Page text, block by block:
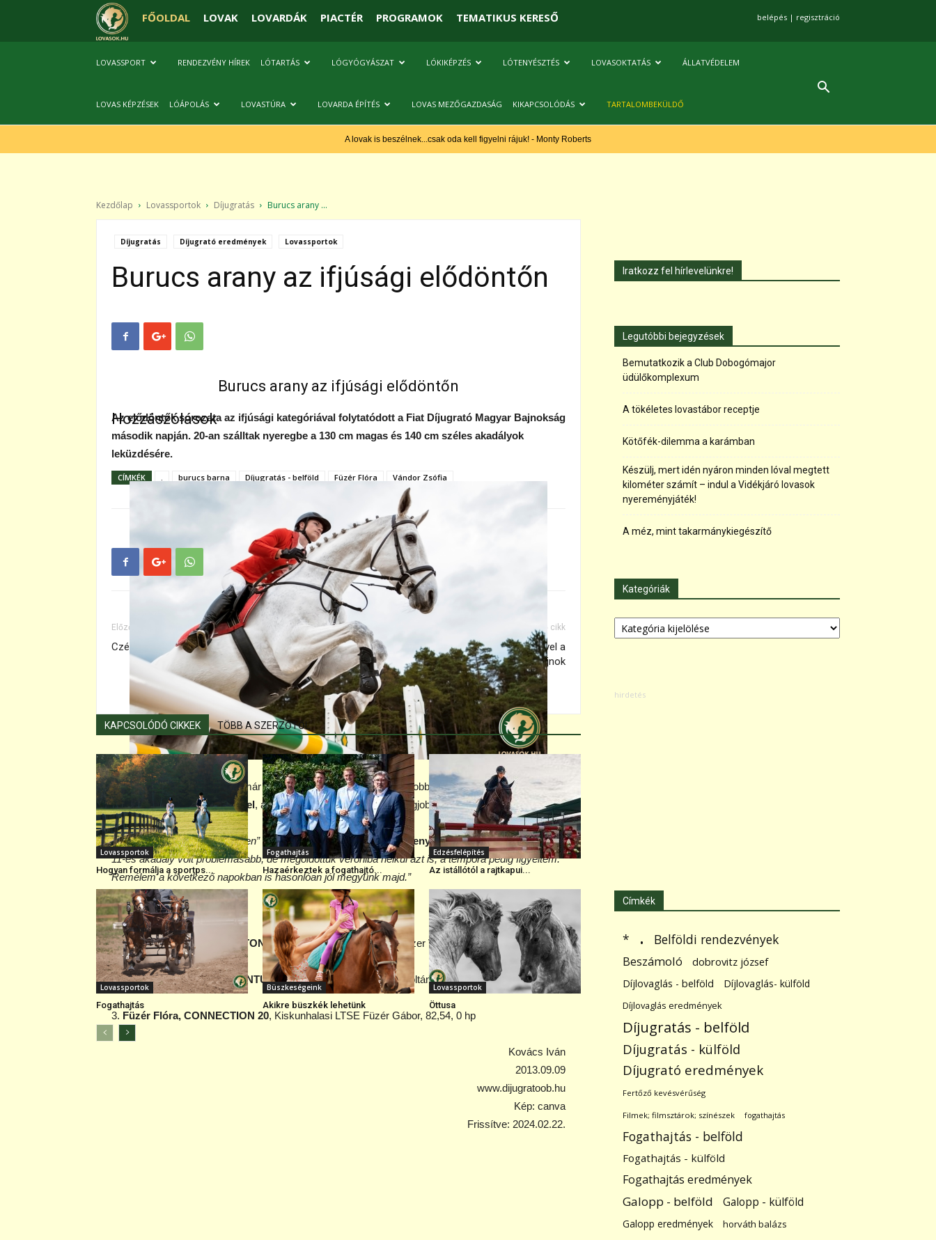
FŐOLDAL LOVAK LOVARDÁK PIACTÉR PROGRAMOK TEMATIKUS KERESŐ belépés | regisztráció
LOVASSPORT RENDEZVÉNY HÍREK LÓTARTÁS LÓGYÓGYÁSZAT LÓKIKÉPZÉS LÓTENYÉSZTÉS LOVASOKTATÁS ÁLLATVÉDELEM
LOVAS KÉPZÉSEK LÓÁPOLÁS LOVASTÚRA LOVARDA ÉPÍTÉS LOVAS MEZŐGAZDASÁG KIKAPCSOLÓDÁS TARTALOMBEKÜLDŐ
A lovak is beszélnek...csak oda kell figyelni rájuk! - Monty Roberts
Kezdőlap Lovassportok Díjugratás Burucs arany ...
Díjugratás Díjugrató eredmények Lovassportok
Burucs arany az ifjúsági elődöntőn
Burucs arany az ifjúsági elődöntőn
Az elődöntők sorozata az ifjúsági kategóriával folytatódott a Fiat Díjugrató Magyar Bajnokság
második napján. 20-an szálltak nyeregbe a 130 cm magas és 140 cm széles akadályok
leküzdésére.
A hibaidős versenyszámban már tapasztalt lovasok indultak. A legjobbanBurucs Barnavette az
akadályokatSir Winston-C-vel, aki hibátlan eredménye mellé a legjobb időt is lovagolta.
„Azért bíztam a jó szereplésben”–mondta Burucs Barna, a versenyszám győztese. “A 7-es és a
11-es akadály volt problémásabb, de megoldottuk verőhiba nélkül azt is, a tempóra pedig figyeltem.
Remélem a következő napokban is hasonlóan jól megyünk majd.”
Eredmények:
1.Burucs Barna, SIR WINSTON-C, Viktor-i Sportegyesület Stelczer Viktor, 73,21, 0 hp
2.Vándor Zsófia, 71556 QUINTUS, Varga Ménes GYLE Varga Zoltán, 80,75, 0 hp
3. Füzér Flóra, CONNECTION 20, Kiskunhalasi LTSE Füzér Gábor, 82,54, 0 hp
Kovács Iván
2013.09.09
www.dijugratoob.hu
Kép: canva
Frissítve: 2024.02.22.
Hozzászólások
CÍMKÉK . burucs barna Díjugratás - belföld Füzér Flóra Vándor Zsófia
Előző cikk
Czékus Apollóval nyerte a felnőtt elődöntőt
Következő cikk
Horváth Balázs, PM Jumping Lady-vel a
felnőtt bajnok
KAPCSOLÓDÓ CIKKEK TÖBB A SZERZŐTŐL
Lovassportok
Hogyan formálja a sportps...
Fogathajtás
Hazaérkeztek a fogathajtó...
Edzésfelépítés
Az istállótól a rajtkapui...
Lovassportok
Fogathajtás
Büszkeségeink
Akikre büszkék lehetünk
Lovassportok
Öttusa
Iratkozz fel hírlevelünkre!
Legutóbbi bejegyzések
Bemutatkozik a Club Dobogómajor
üdülőkomplexum
A tökéletes lovastábor receptje
Kötőfék-dilemma a karámban
Készülj, mert idén nyáron minden lóval megtett
kilométer számít – indul a Vidékjáró lovasok
nyereményjáték!
A méz, mint takarmánykiegészítő
Kategóriák
Kategóriák
Címkék
* . Belföldi rendezvények
Beszámoló dobrovitz józsef
Díjlovaglás - belföld Díjlovaglás- külföld
Díjlovaglás eredmények
Díjugratás - belföld
Díjugratás - külföld
Díjugrató eredmények
Fertőző kevésvérűség
Filmek; filmsztárok; színészek fogathajtás
Fogathajtás - belföld
Fogathajtás - külföld
Fogathajtás eredmények
Galopp - belföld Galopp - külföld
Galopp eredmények horváth balázs